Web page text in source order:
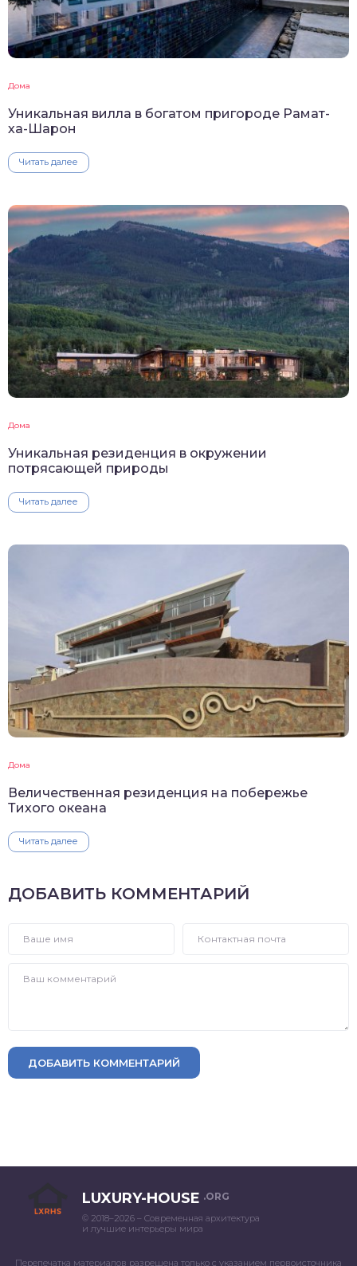
Дома
Уникальная вилла в богатом пригороде Рамат-
ха-Шарон
Читать далее
Дома
Уникальная резиденция в окружении
потрясающей природы
Читать далее
Дома
Величественная резиденция на побережье
Тихого океана
Читать далее
ДОБАВИТЬ КОММЕНТАРИЙ
ДОБАВИТЬ КОММЕНТАРИЙ
LUXURY-HOUSE .ORG
© 2018–2026 – Современная архитектура
и лучшие интерьеры мира
Перепечатка материалов разрешена только с указанием первоисточника